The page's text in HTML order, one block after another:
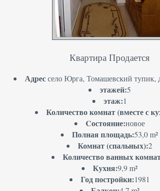
Квартира Продается
Адрессело Юрга, Томашевский тупик,
этажей:5
этаж:1
Количество комнат (вместе с
Cостояние:новое
Полная площадь:53,0 m²
Комнат (спальных):2
Количество ванных
Кухня:9,9 m²
Год постройки:1981